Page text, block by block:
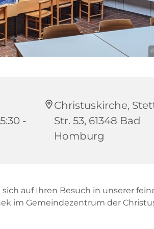
-
Christuskirche,
Str. 53, 61348 Bad
Homburg
auf Ihren Besuch in unserer
im Gemeindezentrum der